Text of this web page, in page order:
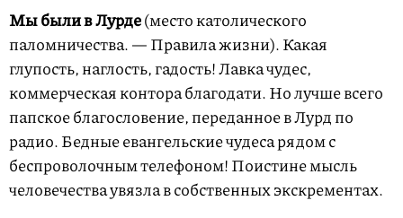
Мы были в Лурде(место католического
паломничества. — Правила жизни). Какая
глупость, наглость, гадость! Лавка чудес,
коммерческая контора благодати. Но лучше всего
папское благословение, переданное в Лурд по
радио. Бедные евангельские чудеса рядом с
беспроволочным телефоном! Поистине мысль
человечества увязла в собственных экскрементах.